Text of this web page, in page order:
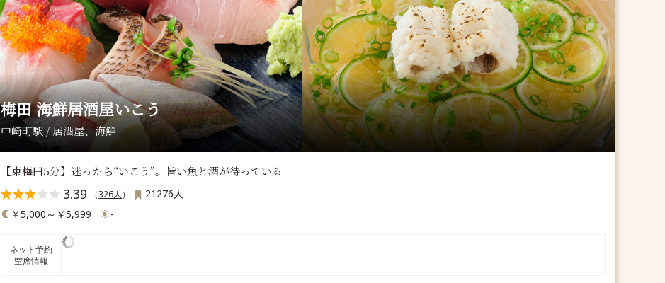
梅田 海鮮居酒屋いこう
中崎町駅 / 居酒屋、海鮮
【東梅田5分】迷ったら“いこう”。旨い魚と酒が待っている
3.39 （326人 ）
21276人
￥5,000～￥5,999
-
ネット予約
空席情報